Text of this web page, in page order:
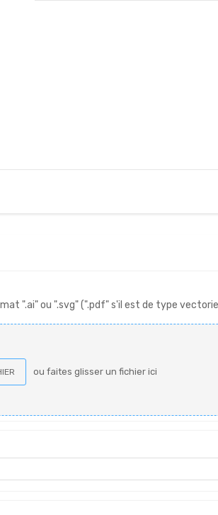
".ai" ou ".svg" (".pdf" s'il est de type
ou faites glisser un fichier ici